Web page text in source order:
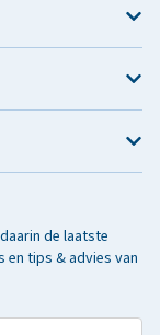
de laatste
en tips & advies van